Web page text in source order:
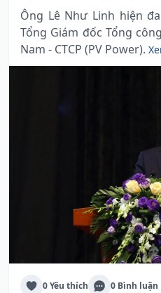
Ông Lê Như Linh hiện
Tổng Giám đốc Tổng
Nam - CTCP (PV Power).
0 Yêu thích 0 Bình luận